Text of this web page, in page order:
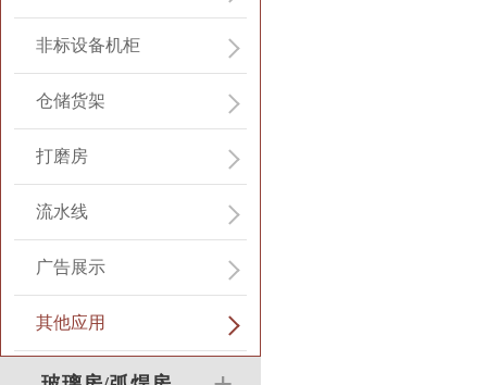
非标设备机柜
仓储货架
打磨房
流水线
广告展示
其他应用